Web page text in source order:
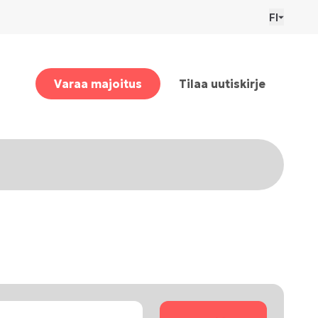
FI
Varaa majoitus Tilaa uutiskirje